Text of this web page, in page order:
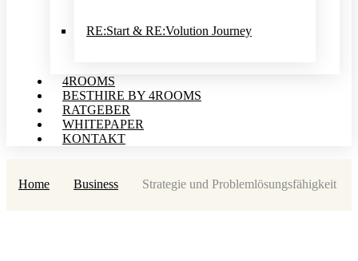
RE:Start & RE:Volution Journey
4ROOMS
BESTHIRE BY 4ROOMS
RATGEBER
WHITEPAPER
KONTAKT
Home Business Strategie und Problemlösungsfähigkeit